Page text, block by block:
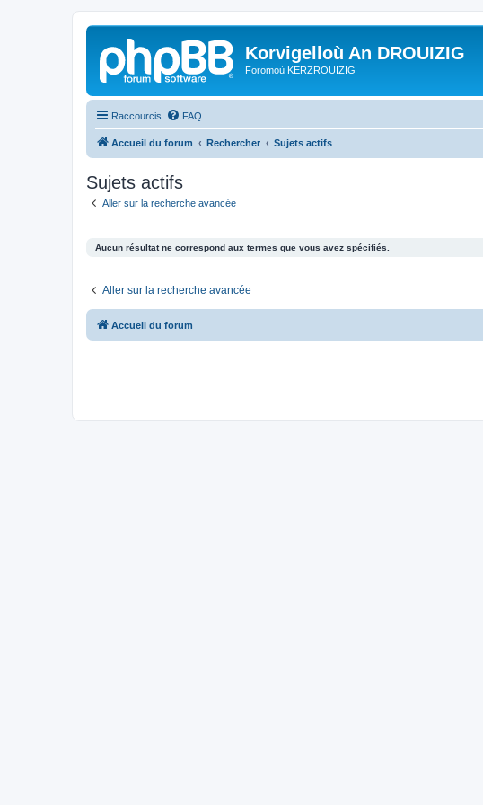
Korvigelloù An DROUIZIG
Foromoù KERZROUIZIG
Raccourcis FAQ
Accueil du forum Rechercher Sujets actifs
Sujets actifs
Aller sur la recherche avancée
Aucun résultat ne correspond aux termes que vous avez spécifiés.
Aller sur la recherche avancée
Accueil du forum